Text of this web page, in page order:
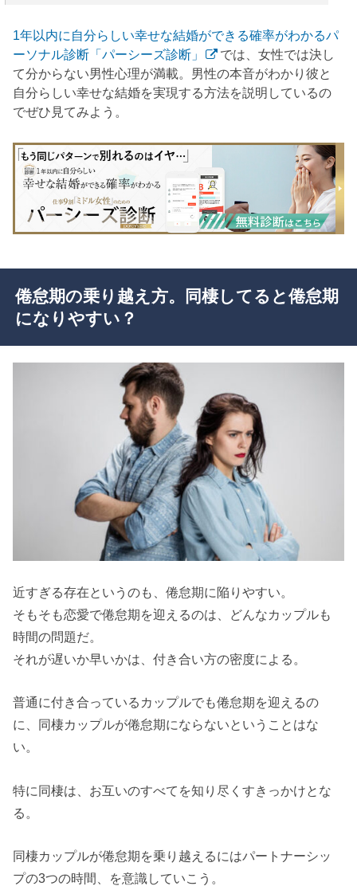
1年以内に自分らしい幸せな結婚ができる確率がわかるパ
ーソナル診断「パーシーズ診断」
では、女性では決し
て分からない男性心理が満載。男性の本音がわかり彼と
自分らしい幸せな結婚を実現する方法を説明しているの
でぜひ見てみよう。
倦怠期の乗り越え方。同棲してると倦怠期
になりやすい？
近すぎる存在というのも、倦怠期に陥りやすい。
そもそも恋愛で倦怠期を迎えるのは、どんなカップルも
時間の問題だ。
それが遅いか早いかは、付き合い方の密度による。
普通に付き合っているカップルでも倦怠期を迎えるの
に、同棲カップルが倦怠期にならないということはな
い。
特に同棲は、お互いのすべてを知り尽くすきっかけとな
る。
同棲カップルが倦怠期を乗り越えるにはパートナーシッ
プの3つの時間、を意識していこう。